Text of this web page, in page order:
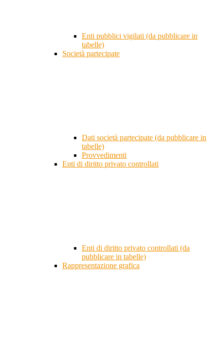
Enti pubblici vigilati (da pubblicare in
tabelle)
Società partecipate
Dati società partecipate (da pubblicare in
tabelle)
Provvedimenti
Enti di diritto privato controllati
Enti di diritto privato controllati (da
pubblicare in tabelle)
Rappresentazione grafica